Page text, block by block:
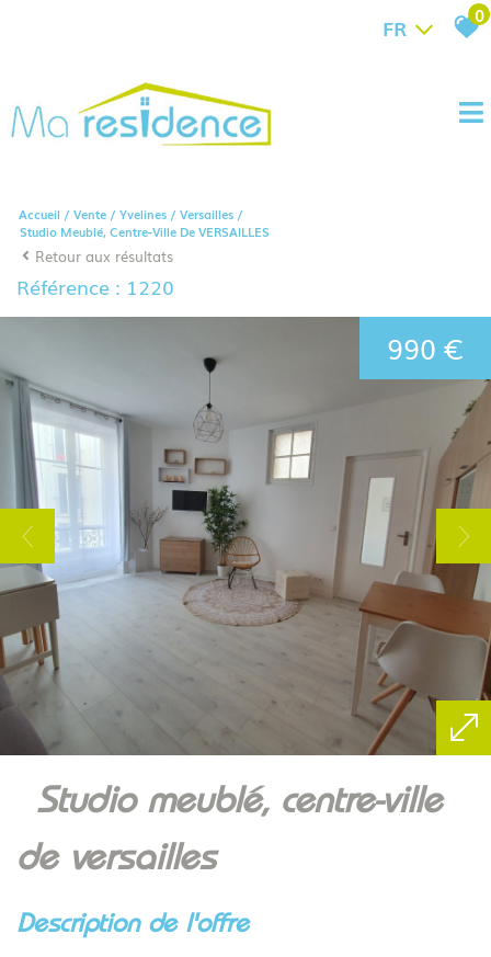
FR 0
Accueil Vente Yvelines
Versailles
Studio Meublé, Centre-Ville De VERSAILLES
Retour aux résultats
Référence : 1220
990 €
studio meublé, centre-ville
de versailles
description de l'offre